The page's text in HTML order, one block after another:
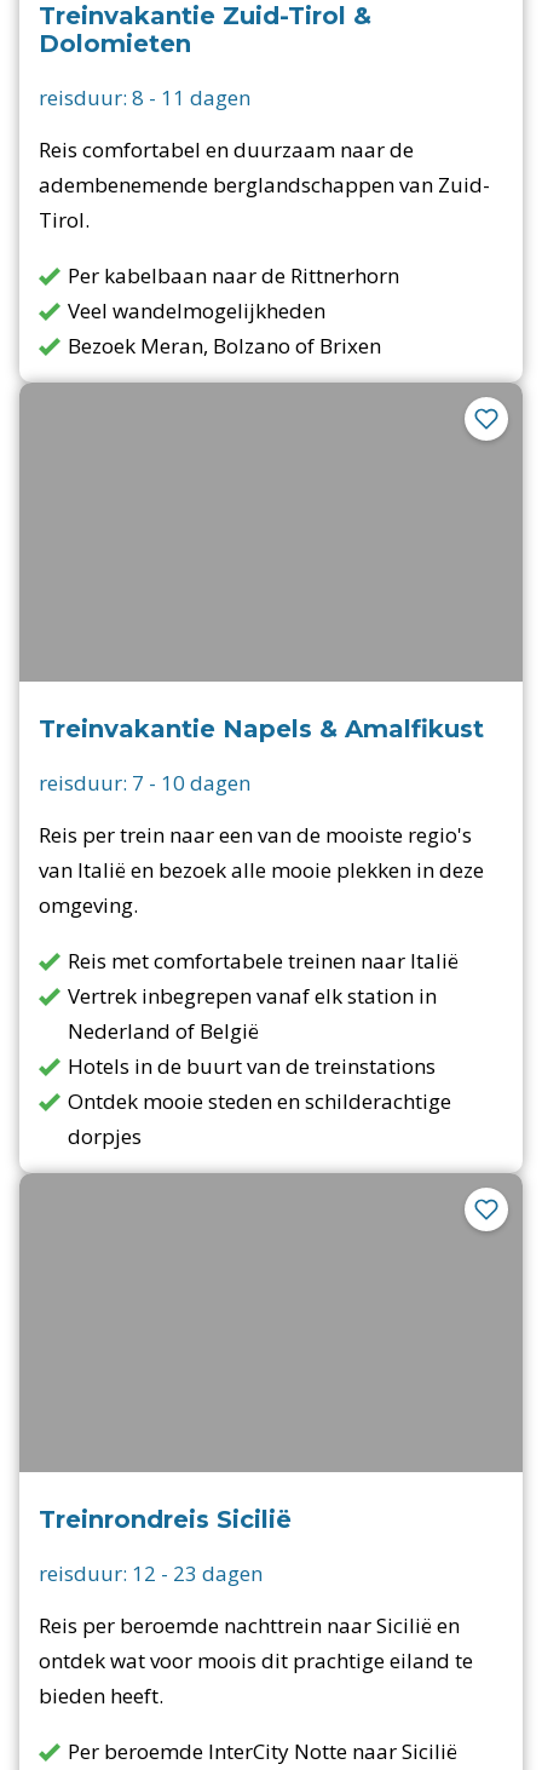
Treinvakantie Zuid-Tirol &
Dolomieten
reisduur: 8 - 11 dagen
Reis comfortabel en duurzaam naar de
adembenemende berglandschappen van Zuid-
Tirol.
Per kabelbaan naar de Rittnerhorn
Veel wandelmogelijkheden
Bezoek Meran, Bolzano of Brixen
Treinvakantie Napels & Amalfikust
reisduur: 7 - 10 dagen
Reis per trein naar een van de mooiste regio's
van Italië en bezoek alle mooie plekken in deze
omgeving.
Reis met comfortabele treinen naar Italië
Vertrek inbegrepen vanaf elk station in
Nederland of België
Hotels in de buurt van de treinstations
Ontdek mooie steden en schilderachtige
dorpjes
Treinrondreis Sicilië
reisduur: 12 - 23 dagen
Reis per beroemde nachttrein naar Sicilië en
ontdek wat voor moois dit prachtige eiland te
bieden heeft.
Per beroemde InterCity Notte naar Sicilië